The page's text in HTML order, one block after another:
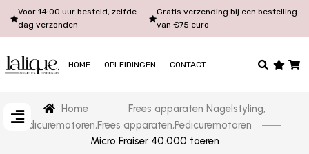
Voor 14:00 uur besteld, zelfde
dag verzonden
Gratis verzending bij een bestelling
van €75 euro
HOME OPLEIDINGEN CONTACT
Home Frees apparaten Nagelstyling,
Pedicuremotoren,Frees apparaten,Pedicuremotoren
Micro Fraiser 40.000 toeren